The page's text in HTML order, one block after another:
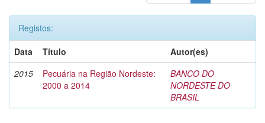
Registos:
Data
Título
Autor(es)
2015
Pecuária na Região Nordeste:
2000 a 2014
BANCO DO
NORDESTE DO
BRASIL